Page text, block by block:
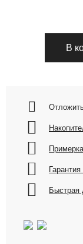
В
Гарантия
Быстрая